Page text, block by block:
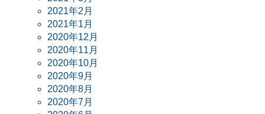
2021年2月
2021年1月
2020年12月
2020年11月
2020年10月
2020年9月
2020年8月
2020年7月